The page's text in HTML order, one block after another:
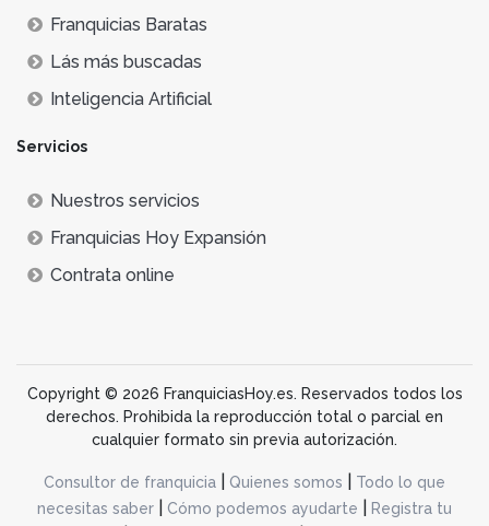
Franquicias Baratas
Lás más buscadas
Inteligencia Artificial
Servicios
Nuestros servicios
Franquicias Hoy Expansión
Contrata online
Copyright © 2026 FranquiciasHoy.es. Reservados todos los
derechos. Prohibida la reproducción total o parcial en
cualquier formato sin previa autorización.
Consultor de franquicia Quienes somos
Todo lo que
necesitas saber
Cómo podemos ayudarte Registra tu